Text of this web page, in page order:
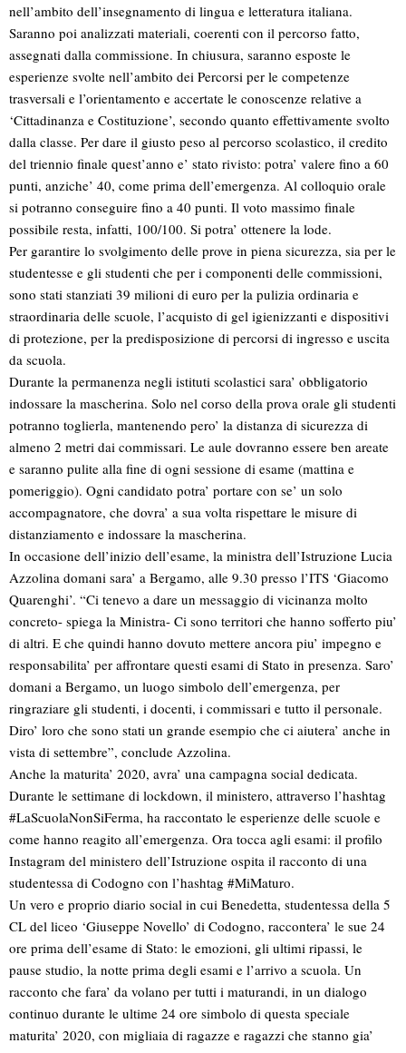
nell’ambito dell’insegnamento di lingua e letteratura italiana.
Saranno poi analizzati materiali, coerenti con il percorso fatto,
assegnati dalla commissione. In chiusura, saranno esposte le
esperienze svolte nell’ambito dei Percorsi per le competenze
trasversali e l’orientamento e accertate le conoscenze relative a
‘Cittadinanza e Costituzione’, secondo quanto effettivamente svolto
dalla classe. Per dare il giusto peso al percorso scolastico, il credito
del triennio finale quest’anno e’ stato rivisto: potra’ valere fino a 60
punti, anziche’ 40, come prima dell’emergenza. Al colloquio orale
si potranno conseguire fino a 40 punti. Il voto massimo finale
possibile resta, infatti, 100/100. Si potra’ ottenere la lode.
Per garantire lo svolgimento delle prove in piena sicurezza, sia per le
studentesse e gli studenti che per i componenti delle commissioni,
sono stati stanziati 39 milioni di euro per la pulizia ordinaria e
straordinaria delle scuole, l’acquisto di gel igienizzanti e dispositivi
di protezione, per la predisposizione di percorsi di ingresso e uscita
da scuola.
Durante la permanenza negli istituti scolastici sara’ obbligatorio
indossare la mascherina. Solo nel corso della prova orale gli studenti
potranno toglierla, mantenendo pero’ la distanza di sicurezza di
almeno 2 metri dai commissari. Le aule dovranno essere ben areate
e saranno pulite alla fine di ogni sessione di esame (mattina e
pomeriggio). Ogni candidato potra’ portare con se’ un solo
accompagnatore, che dovra’ a sua volta rispettare le misure di
distanziamento e indossare la mascherina.
In occasione dell’inizio dell’esame, la ministra dell’Istruzione Lucia
Azzolina domani sara’ a Bergamo, alle 9.30 presso l’ITS ‘Giacomo
Quarenghi’. “Ci tenevo a dare un messaggio di vicinanza molto
concreto- spiega la Ministra- Ci sono territori che hanno sofferto piu’
di altri. E che quindi hanno dovuto mettere ancora piu’ impegno e
responsabilita’ per affrontare questi esami di Stato in presenza. Saro’
domani a Bergamo, un luogo simbolo dell’emergenza, per
ringraziare gli studenti, i docenti, i commissari e tutto il personale.
Diro’ loro che sono stati un grande esempio che ci aiutera’ anche in
vista di settembre”, conclude Azzolina.
Anche la maturita’ 2020, avra’ una campagna social dedicata.
Durante le settimane di lockdown, il ministero, attraverso l’hashtag
#LaScuolaNonSiFerma, ha raccontato le esperienze delle scuole e
come hanno reagito all’emergenza. Ora tocca agli esami: il profilo
Instagram del ministero dell’Istruzione ospita il racconto di una
studentessa di Codogno con l’hashtag #MiMaturo.
Un vero e proprio diario social in cui Benedetta, studentessa della 5
CL del liceo ‘Giuseppe Novello’ di Codogno, raccontera’ le sue 24
ore prima dell’esame di Stato: le emozioni, gli ultimi ripassi, le
pause studio, la notte prima degli esami e l’arrivo a scuola. Un
racconto che fara’ da volano per tutti i maturandi, in un dialogo
continuo durante le ultime 24 ore simbolo di questa speciale
maturita’ 2020, con migliaia di ragazze e ragazzi che stanno gia’